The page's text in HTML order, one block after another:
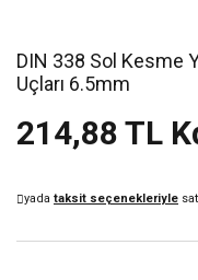
DIN 338 Sol Kesme
Uçları 6.5mm
214,88 TL
yada taksit seçenekleriyle